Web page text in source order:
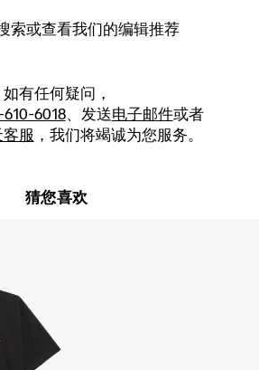
索或查看我们的编辑推荐
如有任何疑问，
6018、发送电子邮件或者
服 ，我们将竭诚为您服务。
猜您喜欢